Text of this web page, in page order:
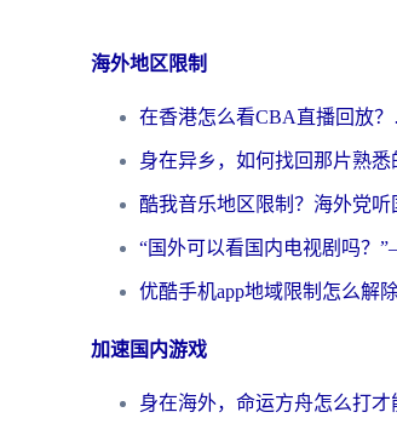
海外地区限制
在香港
加速国内游戏